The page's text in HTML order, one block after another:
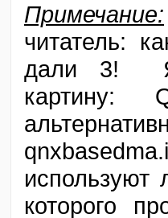
Примечание:
читатель:
дали 3! Я
картину:
которого